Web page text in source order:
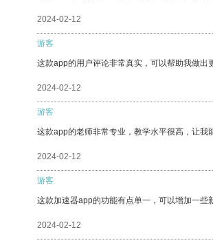
2024-02-12
游客
这款app的用户评论非常真实，可以帮助我做出
2024-02-12
游客
这款app的老师非常专业，教学水平很高，让我
2024-02-12
游客
这款加速器app的功能有点单一，可以增加一些
2024-02-12